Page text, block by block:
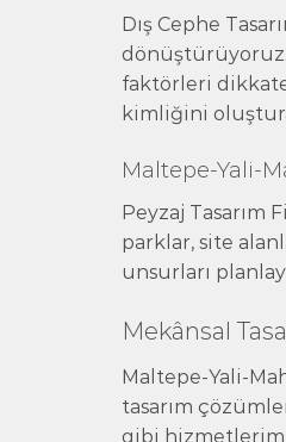
Dış Cephe
faktörleri
kimliğini
Maltepe-Yali-
Peyzaj Tasarım
parklar, site
unsurları
Mekânsal
Maltepe-Yali-
tasarım
gibi